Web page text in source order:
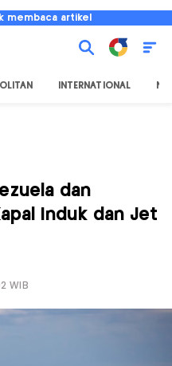
membaca artikel
INTERNATIONAL
dan
Induk dan Jet
WIB